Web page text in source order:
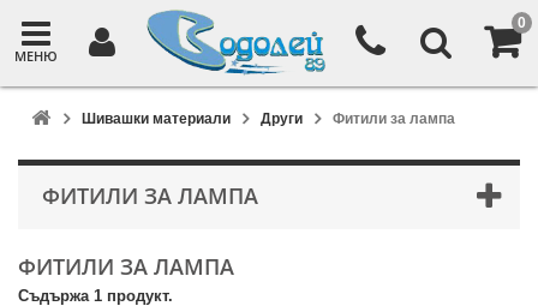
0
МЕНЮ
Шивашки материали Други Фитили за лампа
ФИТИЛИ ЗА ЛАМПА
ФИТИЛИ ЗА ЛАМПА
Съдържа 1 продукт.